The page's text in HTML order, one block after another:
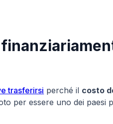
trasferirsi perché il costo
per essere uno dei paesi